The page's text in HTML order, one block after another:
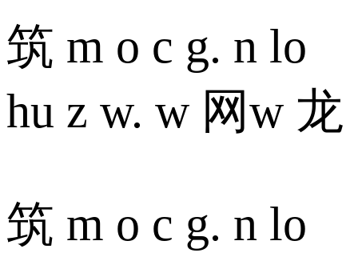
筑 m o c g. n lo
hu z w. w 网w 龙
筑 m o c g. n lo